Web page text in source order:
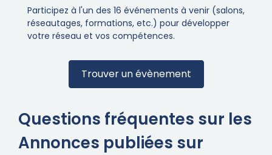
Participez à l'un des 16 événements à venir (salons,
réseautages, formations, etc.) pour développer
votre réseau et vos compétences.
Trouver un évènement
Questions fréquentes sur les
Annonces publiées sur